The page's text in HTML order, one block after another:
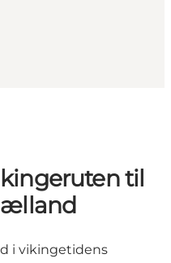
til
i vikingetidens